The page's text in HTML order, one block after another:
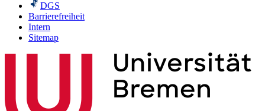
DGS
Barrierefreiheit
Intern
Sitemap